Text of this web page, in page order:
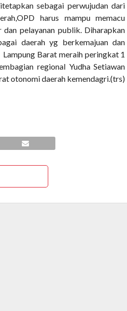
sebagai perwujudan dari
harus mampu memacu
pelayanan publik. Diharapkan
daerah yg berkemajuan dan
Barat meraih peringkat 1
regional Yudha Setiawan
otonomi daerah kemendagri.(trs)